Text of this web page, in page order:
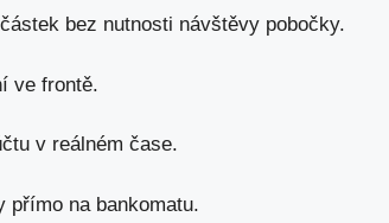
bez nutnosti návštěvy pobočky.
ve frontě.
v ‌reálném čase.
přímo na bankomatu.